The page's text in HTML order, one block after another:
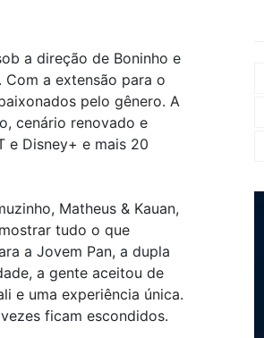
a direção de Boninho e
a extensão para o
pelo gênero. A
cenário renovado e
e Disney+ e mais 20
Matheus & Kauan,
tudo o que
a Jovem Pan, a dupla
a gente aceitou de
e uma experiência única.
ficam escondidos.